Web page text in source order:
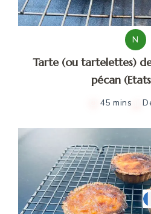
N
Tarte (ou tartelettes)
pécan
45 mins